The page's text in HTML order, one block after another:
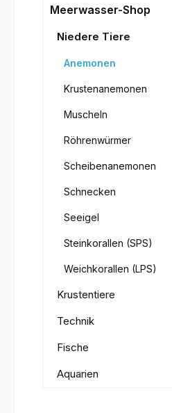
Meerwasser-Shop
Niedere Tiere
Anemonen
Krustenanemonen
Muscheln
Röhrenwürmer
Scheibenanemonen
Schnecken
Seeigel
Steinkorallen (SPS)
Weichkorallen (LPS)
Krustentiere
Technik
Fische
Aquarien